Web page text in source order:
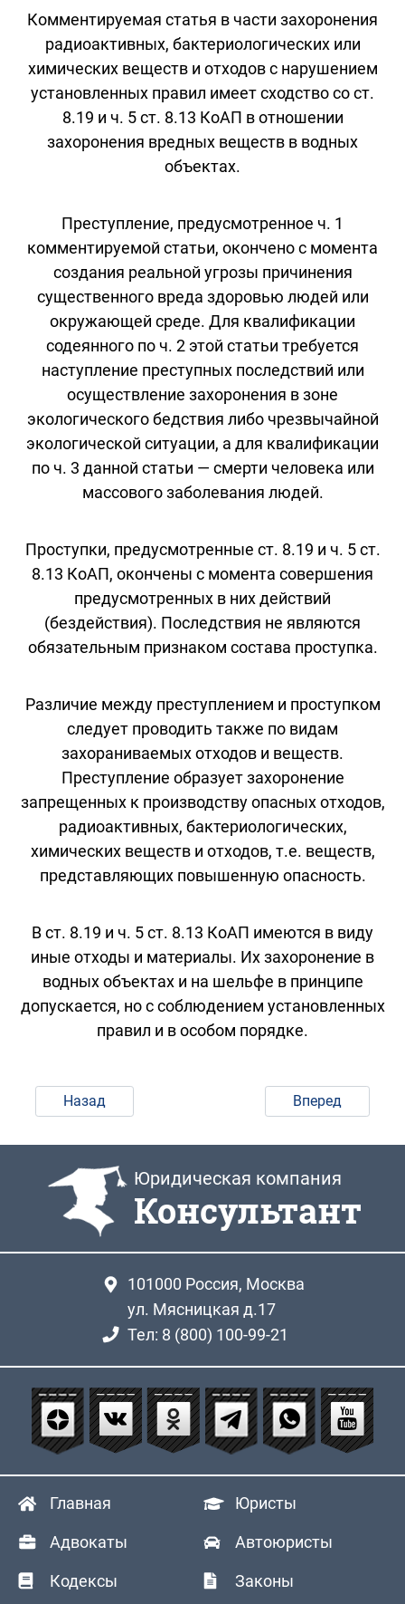
Комментируемая статья в части захоронения
радиоактивных, бактериологических или
химических веществ и отходов с нарушением
установленных правил имеет сходство со ст.
8.19 и ч. 5 ст. 8.13 КоАП в отношении
захоронения вредных веществ в водных
объектах.
Преступление, предусмотренное ч. 1
комментируемой статьи, окончено с момента
создания реальной угрозы причинения
существенного вреда здоровью людей или
окружающей среде. Для квалификации
содеянного по ч. 2 этой статьи требуется
наступление преступных последствий или
осуществление захоронения в зоне
экологического бедствия либо чрезвычайной
экологической ситуации, а для квалификации
по ч. 3 данной статьи — смерти человека или
массового заболевания людей.
Проступки, предусмотренные ст. 8.19 и ч. 5 ст.
8.13 КоАП, окончены с момента совершения
предусмотренных в них действий
(бездействия). Последствия не являются
обязательным признаком состава проступка.
Различие между преступлением и проступком
следует проводить также по видам
захораниваемых отходов и веществ.
Преступление образует захоронение
запрещенных к производству опасных отходов,
радиоактивных, бактериологических,
химических веществ и отходов, т.е. веществ,
представляющих повышенную опасность.
В ст. 8.19 и ч. 5 ст. 8.13 КоАП имеются в виду
иные отходы и материалы. Их захоронение в
водных объектах и на шельфе в принципе
допускается, но с соблюдением установленных
правил и в особом порядке.
Назад Вперед
Юридическая компания
Консультант
101000 Россия, Москва
ул. Мясницкая д.17
Тел: 8 (800) 100-99-21
Главная Юристы
Адвокаты Автоюристы
Кодексы Законы